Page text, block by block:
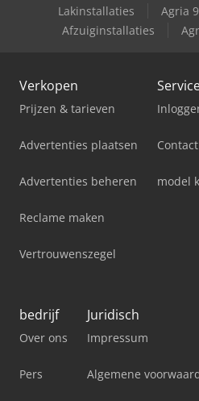
Lakinstallaties
Agria
Afzuiginstallaties
Verkopen
Prijzen & tarieven
Advertenties plaatsen
Advertenties beheren
Reclame maken
Vertrouwenszegel
Contact
model
bedrijf
Over ons
Pers
Juridisch
Impressum
Algemene